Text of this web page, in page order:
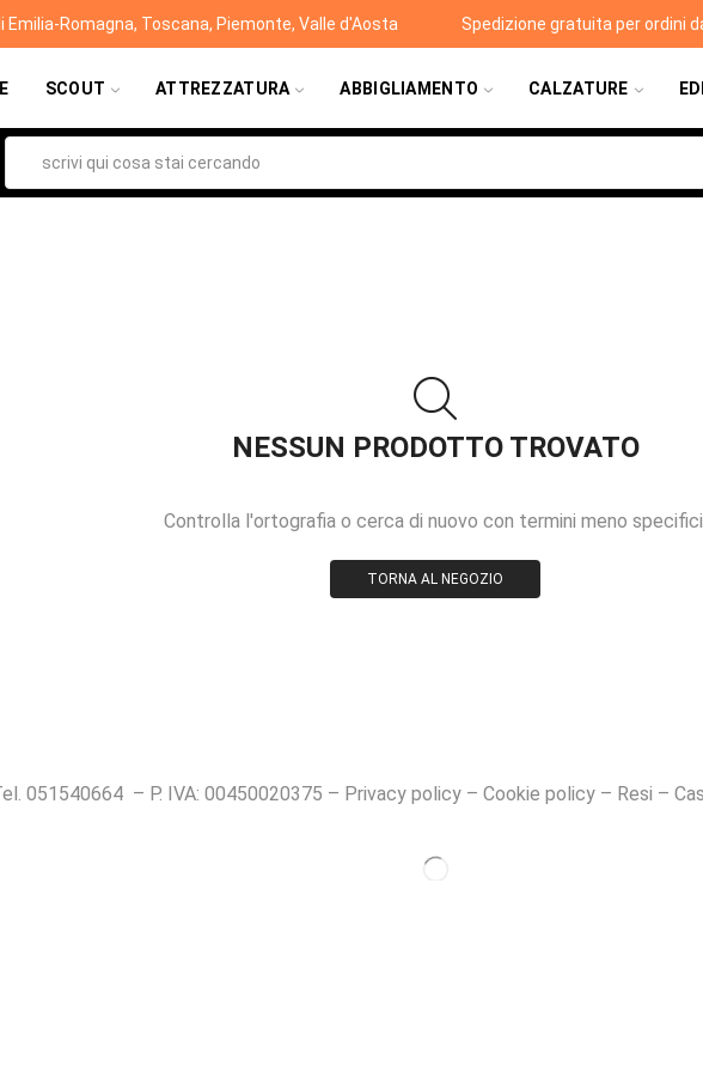
Romagna, Toscana, Piemonte, Valle d'Aosta Spedizione gratuita per ordini
SCOUT ATTREZZATURA ABBIGLIAMENTO CALZATURE
NESSUN PRODOTTO TROVATO
Controlla l'ortografia o cerca di nuovo con termini meno
TORNA AL NEGOZIO
051540664 – P. IVA: 00450020375 – Privacy policy – Cookie policy – Resi –